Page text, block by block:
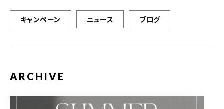
キャンペーン ニュース ブログ
ARCHIVE